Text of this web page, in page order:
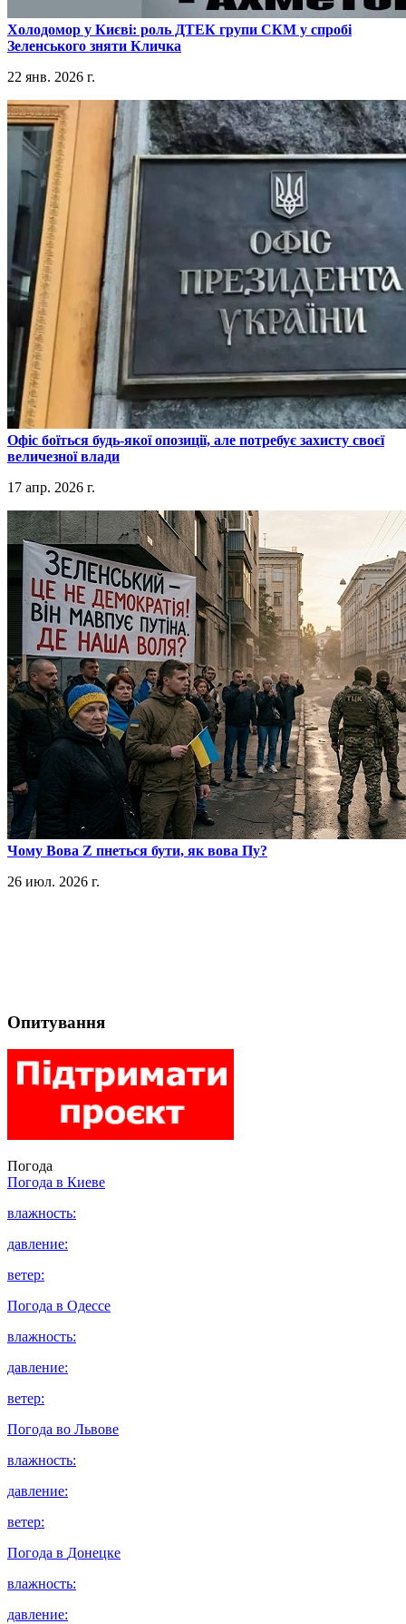
​Холодомор у Києві: роль ДТЕК групи СКМ у спробі
Зеленського зняти Кличка
22 янв. 2026 г.
​Офіс боїться будь-якої опозиції, але потребує захисту своєї
величезної влади
17 апр. 2026 г.
​Чому Вова Z пнеться бути, як вова Пу?
26 июл. 2026 г.
Опитування
Погода
Погода в Киеве
влажность:
давление:
ветер:
Погода в Одессе
влажность:
давление:
ветер:
Погода во Львове
влажность:
давление:
ветер:
Погода в Донецке
влажность:
давление: